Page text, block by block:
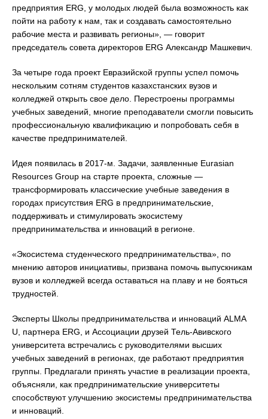
предприятия ERG, у молодых людей была возможность как
пойти на работу к нам, так и создавать самостоятельно
рабочие места и развивать регионы», — говорит
председатель совета директоров ERG Александр Машкевич.
За четыре года проект Евразийской группы успел помочь
нескольким сотням студентов казахстанских вузов и
колледжей открыть свое дело. Перестроены программы
учебных заведений, многие преподаватели смогли повысить
профессиональную квалификацию и попробовать себя в
качестве предпринимателей.
Идея появилась в 2017-м. Задачи, заявленные Eurasian
Resources Group на старте проекта, сложные —
трансформировать классические учебные заведения в
городах присутствия ERG в предпринимательские,
поддерживать и стимулировать экосистему
предпринимательства и инноваций в регионе.
«Экосистема студенческого предпринимательства», по
мнению авторов инициативы, призвана помочь выпускникам
вузов и колледжей всегда оставаться на плаву и не бояться
трудностей.
Эксперты Школы предпринимательства и инноваций ALMA
U, партнера ERG, и Ассоциации друзей Тель-Авивского
университета встречались с руководителями высших
учебных заведений в регионах, где работают предприятия
группы. Предлагали принять участие в реализации проекта,
объясняли, как предпринимательские университеты
способствуют улучшению экосистемы предпринимательства
и инноваций.